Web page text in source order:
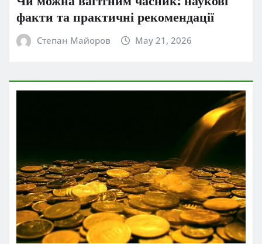
факти та практичні рекомендації
Степан Майоров May 21, 2026